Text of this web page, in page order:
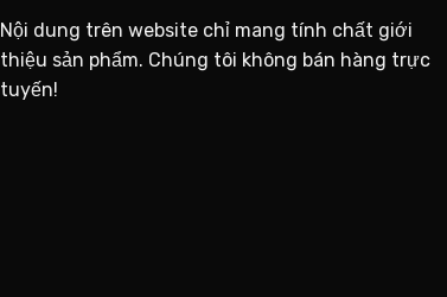
Nội dung trên website chỉ mang tính chất giới
thiệu sản phẩm. Chúng tôi không bán hàng trực
tuyến!